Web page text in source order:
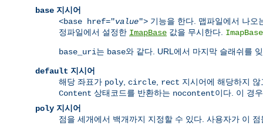
base 지시어
<base href="value"> 기능을 한다. 맵파일에서 나
정파일에서 설정한 ImapBase 값을 무시한다. ImapBase
base_uri는 base와 같다. URL에서 마지막 슬래쉬를
default 지시어
해당 좌표가 poly, circle, rect 지시어에 해당하지
Content 상태코드를 반환하는 nocontent이다. 이 경
poly 지시어
점을 세개에서 백개까지 지정할 수 있다. 사용자가 이